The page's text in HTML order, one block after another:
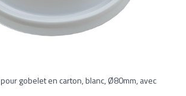
gobelet en carton, blanc, Ø80mm, avec